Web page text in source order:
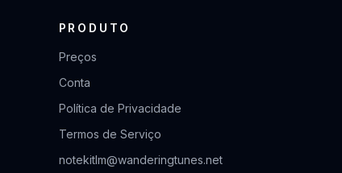
PRODUTO
Preços
Conta
Política de Privacidade
Termos de Serviço
notekitlm@wanderingtunes.net